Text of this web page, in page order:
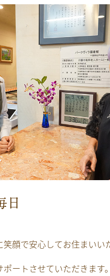
日
顔で安心してお住まいい
ートさせていただきます。